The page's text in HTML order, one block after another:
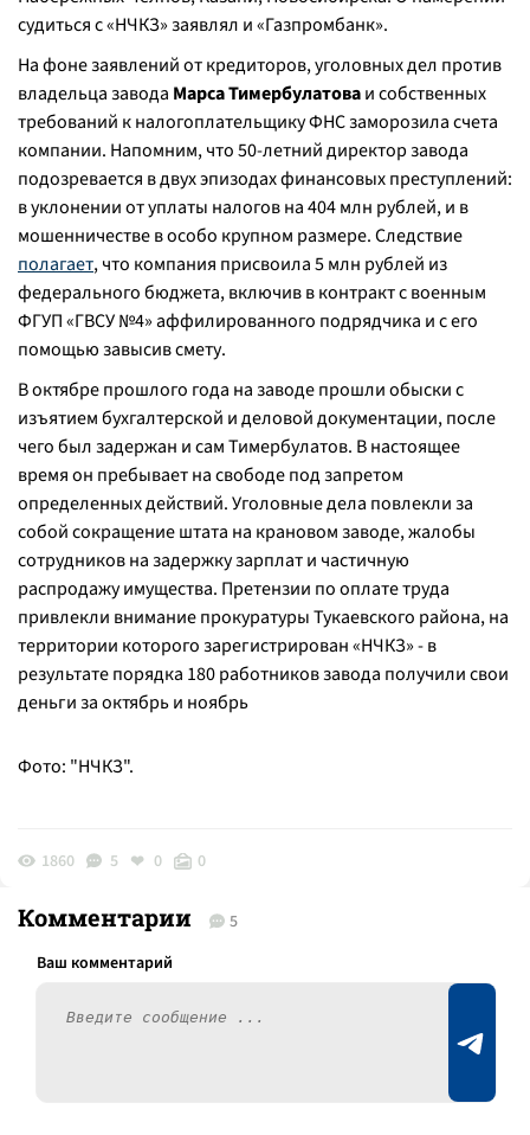
судиться с «НЧКЗ» заявлял и «Газпромбанк».
На фоне заявлений от кредиторов, уголовных дел против
владельца завода Марса Тимербулатоваи собственных
требований к налогоплательщику ФНС заморозила счета
компании. Напомним, что 50-летний директор завода
подозревается в двух эпизодах финансовых преступлений:
в уклонении от уплаты налогов на 404 млн рублей, и в
мошенничестве в особо крупном размере. Следствие
полагает, что компания присвоила 5 млн рублей из
федерального бюджета, включив в контракт с военным
ФГУП «ГВСУ №4» аффилированного подрядчика и с его
помощью завысив смету.
В октябре прошлого года на заводе прошли обыски с
изъятием бухгалтерской и деловой документации, после
чего был задержан и сам Тимербулатов. В настоящее
время он пребывает на свободе под запретом
определенных действий. Уголовные дела повлекли за
собой сокращение штата на крановом заводе, жалобы
сотрудников на задержку зарплат и частичную
распродажу имущества. Претензии по оплате труда
привлекли внимание прокуратуры Тукаевского района, на
территории которого зарегистрирован «НЧКЗ» - в
результате порядка 180 работников завода получили свои
деньги за октябрь и ноябрь
Фото: "НЧКЗ".
1860 5 0 0
Комментарии 5